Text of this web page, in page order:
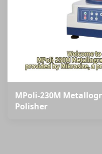
MPoli-230M
Polisher